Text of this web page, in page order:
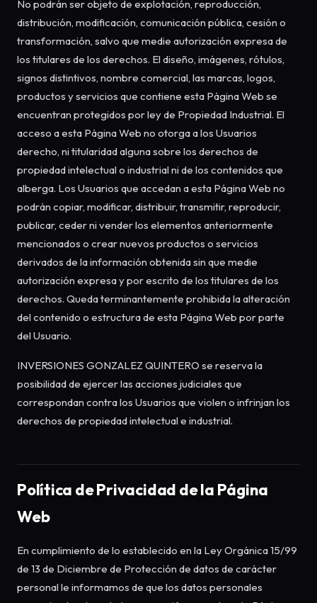
No podrán ser objeto de explotación, reproducción,
distribución, modificación, comunicación pública, cesión o
transformación, salvo que medie autorización expresa de
los titulares de los derechos. El diseño, imágenes, rótulos,
signos distintivos, nombre comercial, las marcas, logos,
productos y servicios que contiene esta Página Web se
encuentran protegidos por ley de Propiedad Industrial. El
acceso a esta Página Web no otorga a los Usuarios
derecho, ni titularidad alguna sobre los derechos de
propiedad intelectual o industrial ni de los contenidos que
alberga. Los Usuarios que accedan a esta Página Web no
podrán copiar, modificar, distribuir, transmitir, reproducir,
publicar, ceder ni vender los elementos anteriormente
mencionados o crear nuevos productos o servicios
derivados de la información obtenida sin que medie
autorización expresa y por escrito de los titulares de los
derechos. Queda terminantemente prohibida la alteración
del contenido o estructura de esta Página Web por parte
del Usuario.
INVERSIONES GONZALEZ QUINTERO se reserva la
posibilidad de ejercer las acciones judiciales que
correspondan contra los Usuarios que violen o infrinjan los
derechos de propiedad intelectual e industrial.
Política de Privacidad de la Página
Web
En cumplimiento de lo establecido en la Ley Orgánica 15/99
de 13 de Diciembre de Protección de datos de carácter
personal le informamos de que los datos personales